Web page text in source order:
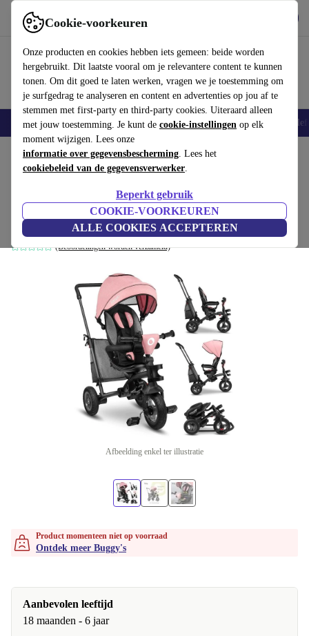
Cookie-voorkeuren
Onze producten en cookies hebben iets gemeen: beide worden
hergebruikt. Dit laatste vooral om je relevantere content te kunnen
tonen. Om dit goed te laten werken, vragen we je toestemming om
je surfgedrag te analyseren en content en advertenties op jou af te
stemmen met first-party en third-party cookies. Uiteraard alleen
met jouw toestemming. Je kunt de cookie-instellingen op elk
moment wijzigen. Lees onze
informatie over gegevensbescherming. Lees het
cookiebeleid van de gegevensverwerker.
Beperkt gebruik
COOKIE-VOORKEUREN
ALLE COOKIES ACCEPTEREN
Gebruik refurbed snel en eenvoudig
Smartphones Laptops Tablets Smartwatches Accessoires
Home Baby & kinderen Kinderwagens & Buggy's Buggy's
Lionelo Tris 2-in-1 driewieler en buggy
(2020)
zwart
(Beoordelingen worden verzameld)
Afbeelding enkel ter illustratie
Product momenteen niet op voorraad
Ontdek meer Buggy's
Aanbevolen leeftijd
18 maanden - 6 jaar